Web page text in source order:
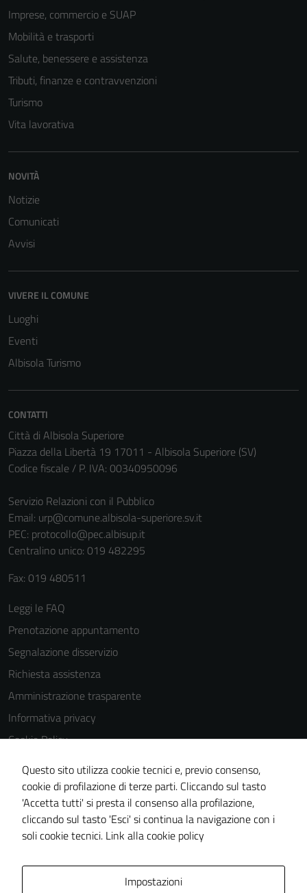
Imprese, commercio e SUAP
Mobilità e trasporti
Salute, benessere e assistenza
Tributi, finanze e contravvenzioni
Turismo
Vita lavorativa
NOVITÀ
Notizie
Comunicati
Avvisi
VIVERE IL COMUNE
Luoghi
Eventi
Albisola Turismo
CONTATTI
Città di Albisola Superiore
Piazza della Libertà 19 17011 - Albisola Superiore (SV)
Codice fiscale / P. IVA: 00340950096
Servizio Relazioni con il Pubblico
Email: urp@comune.albisola-superiore.sv.it
PEC: protocollo@pec.albisup.it
Centralino unico: 019 482295
Fax: 019 480511
Leggi le FAQ
Prenotazione appuntamento
Segnalazione disservizio
Richiesta assistenza
Amministrazione trasparente
Informativa privacy
Cookie Policy
Note legali
Dichiarazione di accessibilità
Piano di miglioramento del sito
Statistiche sito web
Questo sito utilizza cookie tecnici e, previo consenso,
cookie di profilazione di terze parti. Cliccando sul tasto
'Accetta tutti' si presta il consenso alla profilazione,
cliccando sul tasto 'Esci' si continua la navigazione con i
soli cookie tecnici. Link alla cookie policy
Impostazioni